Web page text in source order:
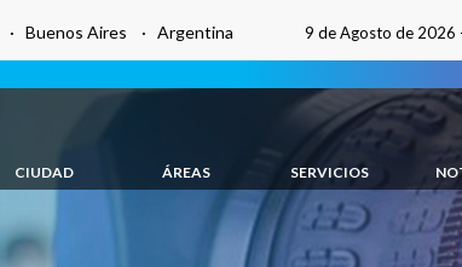
· Buenos Aires · Argentina 9 de Agosto de 2026
CIUDAD ÁREAS SERVICIOS